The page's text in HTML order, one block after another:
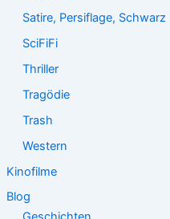
Satire, Persiflage, Schwarz
SciFiFi
Thriller
Tragödie
Trash
Western
Kinofilme
Blog